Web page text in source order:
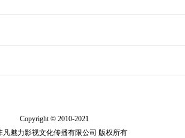
Copyright © 2010-2021
凡魅力影视文化传播有限公司 版权所有